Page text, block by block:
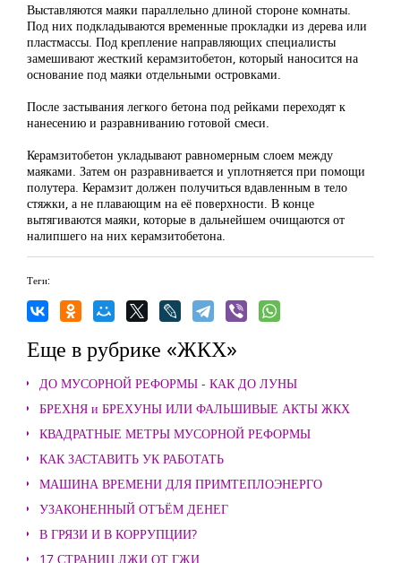
Выставляются маяки параллельно длиной стороне комнаты.
Под них подкладываются временные прокладки из дерева или
пластмассы. Под крепление направляющих специалисты
замешивают жесткий керамзитобетон, который наносится на
основание под маяки отдельными островками.
После застывания легкого бетона под рейками переходят к
нанесению и разравниванию готовой смеси.
Керамзитобетон укладывают равномерным слоем между
маяками. Затем он разравнивается и уплотняется при помощи
полутера. Керамзит должен получиться вдавленным в тело
стяжки, а не плавающим на её поверхности. В конце
вытягиваются маяки, которые в дальнейшем очищаются от
налипшего на них керамзитобетона.
Теги:
Еще в рубрике «ЖКХ»
ДО МУСОРНОЙ РЕФОРМЫ - КАК ДО ЛУНЫ
БРЕХНЯ и БРЕХУНЫ ИЛИ ФАЛЬШИВЫЕ АКТЫ ЖКХ
КВАДРАТНЫЕ МЕТРЫ МУСОРНОЙ РЕФОРМЫ
КАК ЗАСТАВИТЬ УК РАБОТАТЬ
МАШИНА ВРЕМЕНИ ДЛЯ ПРИМТЕПЛОЭНЕРГО
УЗАКОНЕННЫЙ ОТЪЁМ ДЕНЕГ
В ГРЯЗИ И В КОРРУПЦИИ?
17 СТРАНИЦ ЛЖИ ОТ ГЖИ